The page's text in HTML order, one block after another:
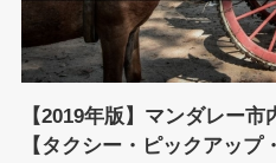
【2019年版】マンダレー
【タクシー・ピックアッ